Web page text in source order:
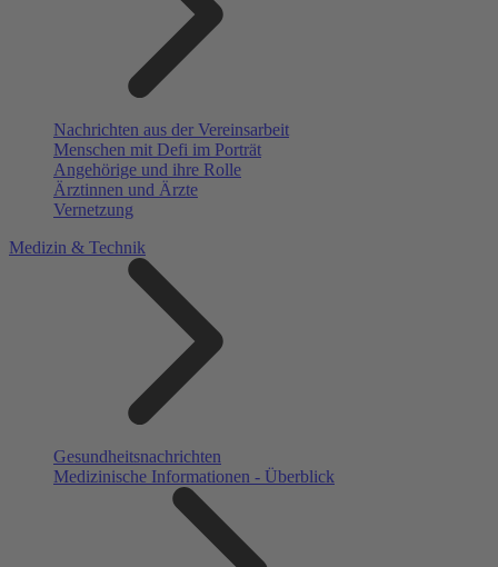
Nachrichten aus der Vereinsarbeit
Menschen mit Defi im Porträt
Angehörige und ihre Rolle
Ärztinnen und Ärzte
Vernetzung
Medizin & Technik
Gesundheitsnachrichten
Medizinische Informationen - Überblick